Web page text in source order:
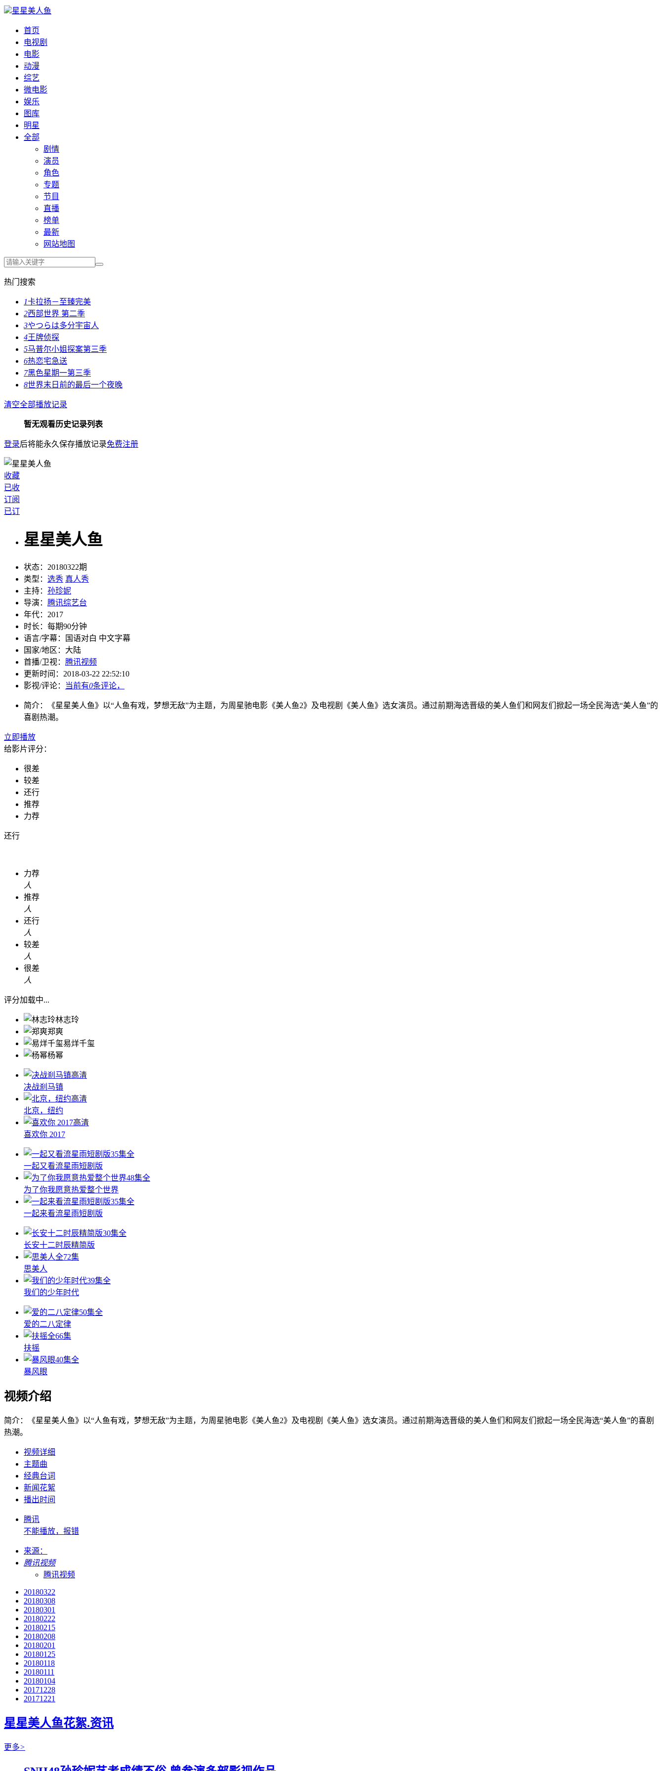
星星美人鱼
首页
电视剧
电影
动漫
综艺
微电影
娱乐
图库
明星
全部
剧情
演员
角色
专题
节目
直播
榜单
最新
网站地图
热门搜索
1卡拉扬－至臻完美
2西部世界 第二季
3やつらは多分宇宙人
4王牌侦探
5马普尔小姐探案第三季
6热恋宅急送
7黑色星期一第三季
8世界末日前的最后一个夜晚
清空全部播放记录
暂无观看历史记录列表
登录后将能永久保存播放记录免费注册
收藏
已收
订阅
已订
星星美人鱼
状态： 20180322期
类型： 选秀 真人秀
主持： 孙珍妮
导演： 腾讯综艺台
年代： 2017
时长： 每期90分钟
语言/字幕：
国语对白 中文字幕
国家/地区： 大陆
首播/卫视： 腾讯视频
更新时间： 2018-03-22 22:52:10
影视/评论：
当前有0条评论，
简介：
《星星美人鱼》以“人鱼有戏，梦想无敌”为主题，为周星驰电影《美人鱼2》及电视剧《美人鱼》选女演员。通过前期海选晋级的美人鱼们和网友们掀起一场全民海选“美人鱼”的
喜剧热潮。
立即播放
给影片评分：
很差
较差
还行
推荐
力荐
还行
力荐
人
推荐
人
还行
人
较差
人
很差
人
评分加载中...
林志玲
郑爽
易烊千玺
杨幂
高清
决战刹马镇
高清
北京，纽约
高清
喜欢你 2017
35集全
一起又看流星雨短剧版
48集全
为了你我愿意热爱整个世界
35集全
一起来看流星雨短剧版
30集全
长安十二时辰精简版
全72集
思美人
39集全
我们的少年时代
50集全
爱的二八定律
全66集
扶摇
40集全
暴风眼
视频介绍
简介：
《星星美人鱼》以“人鱼有戏，梦想无敌”为主题，为周星驰电影《美人鱼2》及电视剧《美人鱼》选女演员。通过前期海选晋级的美人鱼们和网友们掀起一场全民海选“美人鱼”的喜剧
热潮。
视频详细
主题曲
经典台词
新闻花絮
播出时间
腾讯
不能播放，报错
来源：
腾讯视频
腾讯视频
20180322
20180308
20180301
20180222
20180215
20180208
20180201
20180125
20180118
20180111
20180104
20171228
20171221
星星美人鱼花絮.资讯
更多>